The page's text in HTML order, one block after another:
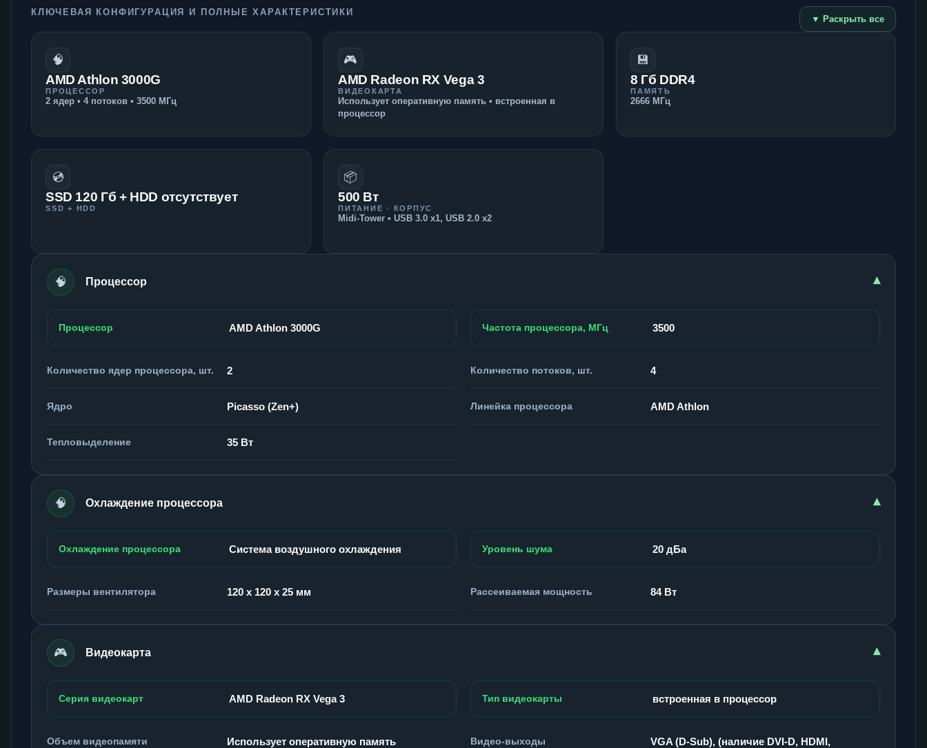
КЛЮЧЕВАЯ КОНФИГУРАЦИЯ И ПОЛНЫЕ ХАРАКТЕРИСТИКИ
▼ Раскрыть все
🧠
AMD Athlon 3000G
ПРОЦЕССОР
2 ядер • 4 потоков • 3500 МГц
🎮
AMD Radeon RX Vega 3
ВИДЕОКАРТА
Использует оперативную память • встроенная в
процессор
💾
8 Гб DDR4
ПАМЯТЬ
2666 МГц
💿
SSD 120 Гб + HDD отсутствует
SSD + HDD
📦
500 Вт
ПИТАНИЕ · КОРПУС
Midi-Tower • USB 3.0 x1, USB 2.0 x2
🧠 Процессор ▾
Процессор AMD Athlon 3000G Частота процессора, МГц 3500
Количество ядер процессора, шт. 2 Количество потоков, шт. 4
Ядро Picasso (Zen+) Линейка процессора AMD Athlon
Тепловыделение 35 Вт
🧠 Охлаждение процессора ▾
Охлаждение процессора Система воздушного охлаждения Уровень шума 20 дБа
Размеры вентилятора 120 x 120 x 25 мм Рассеиваемая мощность 84 Вт
🎮 Видеокарта ▾
Серия видеокарт AMD Radeon RX Vega 3 Тип видеокарты встроенная в процессор
Объем видеопамяти Использует оперативную память Видео-выходы
VGA (D-Sub), (наличие DVI-D, HDMI,